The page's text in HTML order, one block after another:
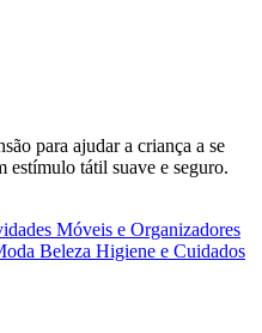
para ajudar a criança a se
estímulo tátil suave e seguro.
Móveis e Organizadores
Beleza Higiene e Cuidados